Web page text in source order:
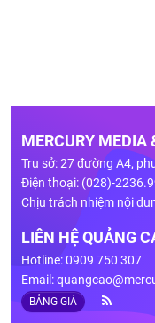
MERCURY MEDIA
Trụ sở: 27 đường A4,
Điện thoại: (028)-
Chịu trách nhiệm nội
LIÊN HỆ QUẢNG
Hotline: 0909 750 307
Email:
BẢNG GIÁ